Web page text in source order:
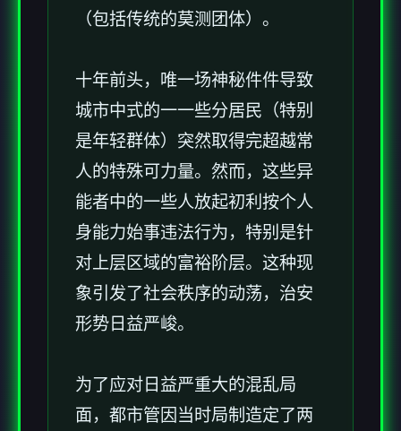
（包括传统的莫测团体）。
十年前头，唯一场神秘件件导致
城市中式的一一些分居民（特别
是年轻群体）突然取得完超越常
人的特殊可力量。然而，这些异
能者中的一些人放起初利按个人
身能力始事违法行为，特别是针
对上层区域的富裕阶层。这种现
象引发了社会秩序的动荡，治安
形势日益严峻。
为了应对日益严重大的混乱局
面，都市管因当时局制造定了两